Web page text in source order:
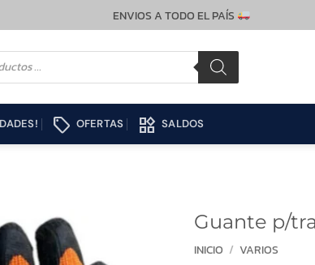
ENVIOS A TODO EL PAÍS
local_offer OFERTAS widgets SALDOS
Guante p/
INICIO / VARIOS